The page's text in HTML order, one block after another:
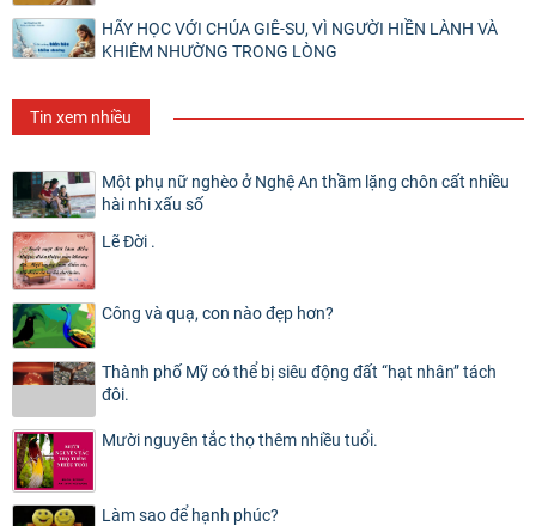
HÃY HỌC VỚI CHÚA GIÊ-SU, VÌ NGƯỜI HIỀN LÀNH VÀ
KHIÊM NHƯỜNG TRONG LÒNG
Tin xem nhiều
Một phụ nữ nghèo ở Nghệ An thầm lặng chôn cất nhiều
hài nhi xấu số
Lẽ Đời .
Công và quạ, con nào đẹp hơn?
Thành phố Mỹ có thể bị siêu động đất “hạt nhân” tách
đôi.
Mười nguyên tắc thọ thêm nhiều tuổi.
Làm sao để hạnh phúc?